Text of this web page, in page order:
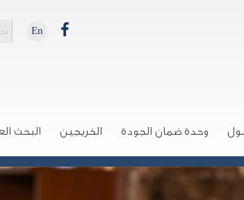
En
وحدة ضمان الجودة الخريجين البحث